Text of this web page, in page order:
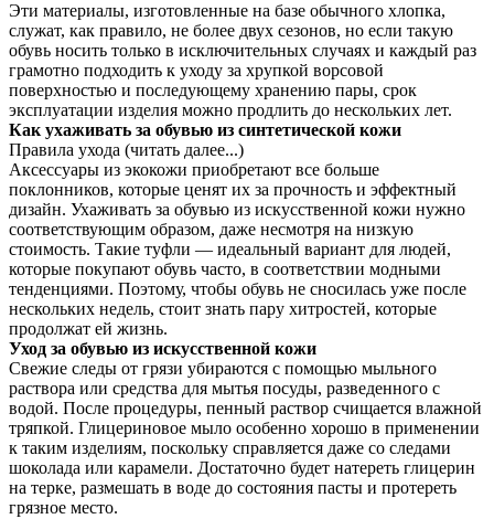
Эти материалы, изготовленные на базе обычного хлопка,
служат, как правило, не более двух сезонов, но если такую
обувь носить только в исключительных случаях и каждый раз
грамотно подходить к уходу за хрупкой ворсовой
поверхностью и последующему хранению пары, срок
эксплуатации изделия можно продлить до нескольких лет.
Как ухаживать за обувью из синтетической кожи
Правила ухода (читать далее...)
Аксессуары из экокожи приобретают все больше
поклонников, которые ценят их за прочность и эффектный
дизайн. Ухаживать за обувью из искусственной кожи нужно
соответствующим образом, даже несмотря на низкую
стоимость. Такие туфли — идеальный вариант для людей,
которые покупают обувь часто, в соответствии модными
тенденциями. Поэтому, чтобы обувь не сносилась уже после
нескольких недель, стоит знать пару хитростей, которые
продолжат ей жизнь.
Уход за обувью из искусственной кожи
Свежие следы от грязи убираются с помощью мыльного
раствора или средства для мытья посуды, разведенного с
водой. После процедуры, пенный раствор счищается влажной
тряпкой. Глицериновое мыло особенно хорошо в применении
к таким изделиям, поскольку справляется даже со следами
шоколада или карамели. Достаточно будет натереть глицерин
на терке, размешать в воде до состояния пасты и протереть
грязное место.